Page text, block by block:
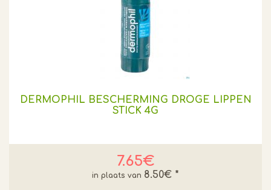
DERMOPHIL BESCHERMING DROGE LIPPEN
STICK 4G
7.65€
8.50€ *